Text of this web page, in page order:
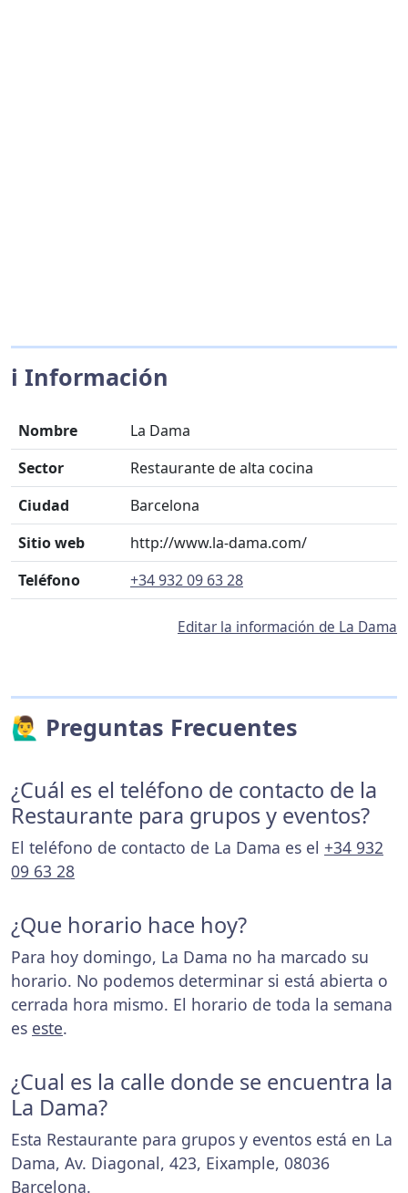
ℹ️ Información
Nombre
La Dama
Sector
Restaurante de alta cocina
Ciudad
Barcelona
Sitio web
http://www.la-dama.com/
Teléfono
+34 932 09 63 28
Editar la información de La Dama
🙋‍♂️ Preguntas Frecuentes
¿Cuál es el teléfono de contacto de la
Restaurante para grupos y eventos?
El teléfono de contacto de La Dama es el +34 932
09 63 28
¿Que horario hace hoy?
Para hoy domingo, La Dama no ha marcado su
horario. No podemos determinar si está abierta o
cerrada hora mismo. El horario de toda la semana
es este.
¿Cual es la calle donde se encuentra la
La Dama?
Esta Restaurante para grupos y eventos está en La
Dama, Av. Diagonal, 423, Eixample, 08036
Barcelona.